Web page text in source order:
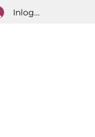
Inloggen